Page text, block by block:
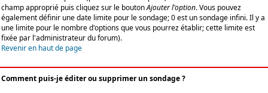
champ approprié puis cliquez sur le boutonAjouter l'option. Vous pouvez
également définir une date limite pour le sondage; 0 est un sondage infini. Il y a
une limite pour le nombre d'options que vous pourrez établir; cette limite est
fixée par l'administrateur du forum).
Revenir en haut de page
Comment puis-je éditer ou supprimer un sondage ?